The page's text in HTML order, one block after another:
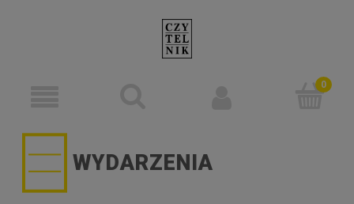
WYDARZENIA